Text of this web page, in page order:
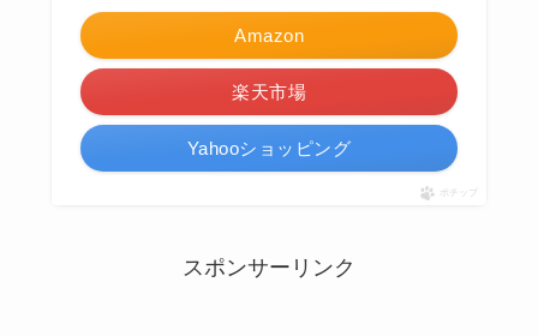
Amazon
楽天市場
Yahooショッピング
ポチップ
スポンサーリンク